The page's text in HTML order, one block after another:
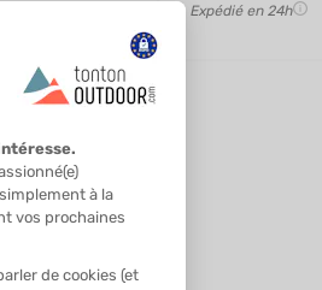
libre de
si vous
Expédié en 24h